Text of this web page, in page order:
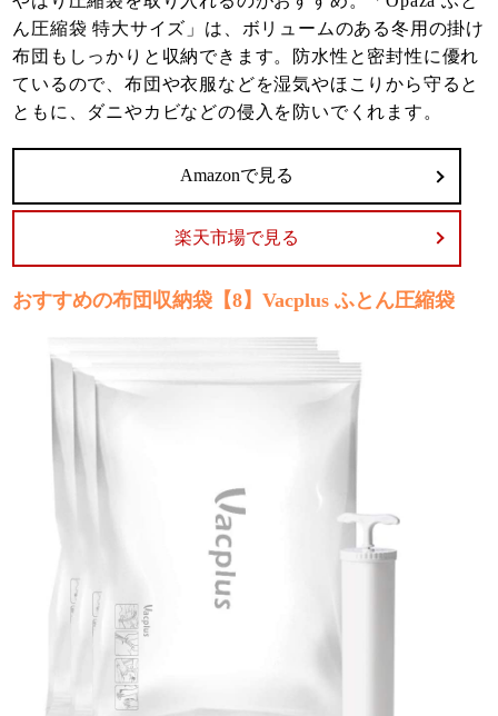
ん圧縮袋 特大サイズ」は、ボリュームのある冬用の掛け
布団もしっかりと収納できます。防水性と密封性に優れ
ているので、布団や衣服などを湿気やほこりから守ると
ともに、ダニやカビなどの侵入を防いでくれます。
Amazonで見る
楽天市場で見る
おすすめの布団収納袋【8】Vacplus ふとん圧縮袋